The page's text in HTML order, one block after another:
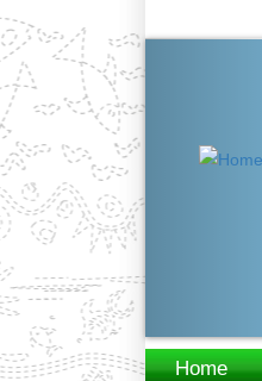
Home